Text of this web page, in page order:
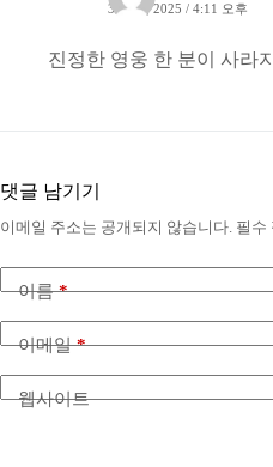
3월 15, 2025 / 4:11 오후
진정한 영웅 한 분이 사라
댓글 남기기
이메일 주소는 공개되지 않습니다. 필수
이름*
이메일*
웹사이트